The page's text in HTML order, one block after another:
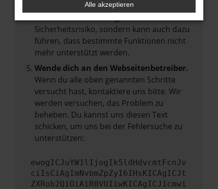
Veraltete Software birgt nicht nur ein
Sicherheitsrisiko, sondern kann auch dazu
führen, dass bestimmte Funktionen nicht
mehr unterstützt werden.
Wende dich an den Webseitenbetreiber.
Wenn du alle oben genannten Schritte
versucht hast, kontaktiere uns bitte. Wir
werden versuchen, das Problem zu
beheben. Du kannst uns diesen Text
schicken, um uns bei der Fehlersuche zu
unterstützen:
ewogICJuYW1lIjogIk5ldHdvcmtFcnJv
ciIsCiAgImNvbmZpZyI6IHsKICAgICJt
ZXRob2QiOiAiR0VUIiwKICAgICJ1cmwi
Alle akzeptieren